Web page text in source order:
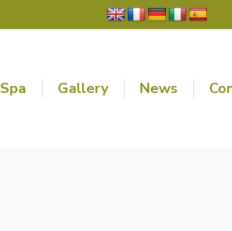
Gallery News